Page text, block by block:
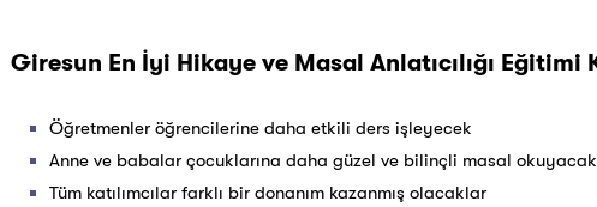
Giresun En İyi Hikaye ve Masal Anlatıcılığı Eğitimi
Öğretmenler öğrencilerine daha etkili ders işleyecek
Anne ve babalar çocuklarına daha güzel ve bilinçli masal okuyacak
Tüm katılımcılar farklı bir donanım kazanmış olacaklar